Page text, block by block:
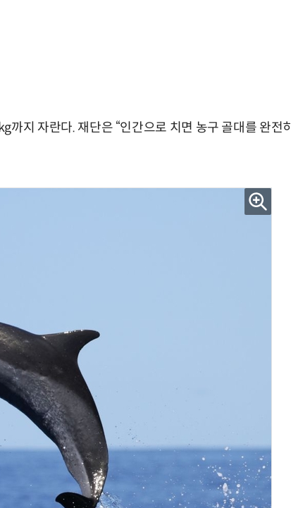
지 자란다. 재단은 “인간으로 치면 농구 골대를 완전히